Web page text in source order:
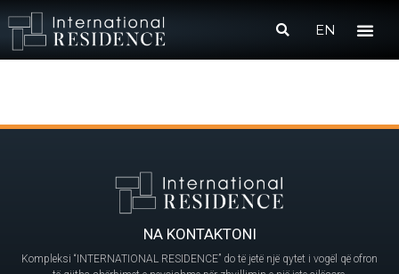
EN
NA KONTAKTONI
Kompleksi “INTERNATIONAL RESIDENCE” do të jetë një qytet i vogël që ofron